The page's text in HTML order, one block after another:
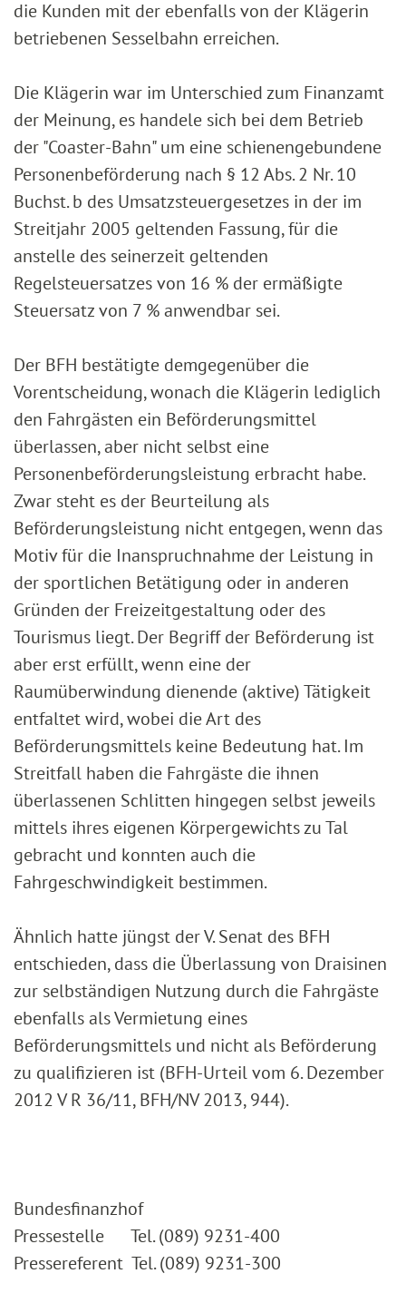
die Kunden mit der ebenfalls von der Klägerin
betriebenen Sesselbahn erreichen.
Die Klägerin war im Unterschied zum Finanzamt
der Meinung, es handele sich bei dem Betrieb
der "Coaster-Bahn" um eine schienengebundene
Personenbeförderung nach § 12 Abs. 2 Nr. 10
Buchst. b des Umsatzsteuergesetzes in der im
Streitjahr 2005 geltenden Fassung, für die
anstelle des seinerzeit geltenden
Regelsteuersatzes von 16 % der ermäßigte
Steuersatz von 7 % anwendbar sei.
Der BFH bestätigte demgegenüber die
Vorentscheidung, wonach die Klägerin lediglich
den Fahrgästen ein Beförderungsmittel
überlassen, aber nicht selbst eine
Personenbeförderungsleistung erbracht habe.
Zwar steht es der Beurteilung als
Beförderungsleistung nicht entgegen, wenn das
Motiv für die Inanspruchnahme der Leistung in
der sportlichen Betätigung oder in anderen
Gründen der Freizeitgestaltung oder des
Tourismus liegt. Der Begriff der Beförderung ist
aber erst erfüllt, wenn eine der
Raumüberwindung dienende (aktive) Tätigkeit
entfaltet wird, wobei die Art des
Beförderungsmittels keine Bedeutung hat. Im
Streitfall haben die Fahrgäste die ihnen
überlassenen Schlitten hingegen selbst jeweils
mittels ihres eigenen Körpergewichts zu Tal
gebracht und konnten auch die
Fahrgeschwindigkeit bestimmen.
Ähnlich hatte jüngst der V. Senat des BFH
entschieden, dass die Überlassung von Draisinen
zur selbständigen Nutzung durch die Fahrgäste
ebenfalls als Vermietung eines
Beförderungsmittels und nicht als Beförderung
zu qualifizieren ist (BFH-Urteil vom 6. Dezember
2012 V R 36/11, BFH/NV 2013, 944).
Bundesfinanzhof
Pressestelle Tel. (089) 9231-400
Pressereferent Tel. (089) 9231-300